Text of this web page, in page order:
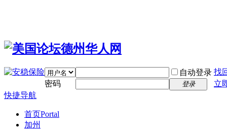
自动登录 找
密码
登录
立
快捷导航
首页Portal
加州